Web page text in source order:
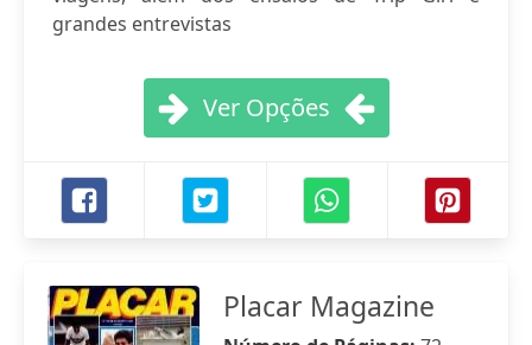
grandes entrevistas
Ver Opções
Placar Magazine